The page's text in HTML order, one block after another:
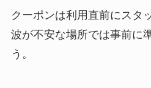
クーポンは利用直前にスタ
波が不安な場所では事前に
う。